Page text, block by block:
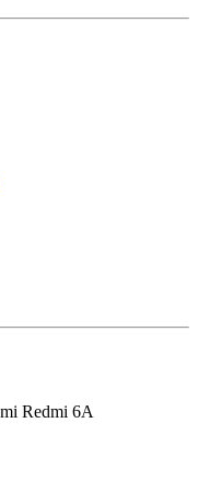
Redmi 6A